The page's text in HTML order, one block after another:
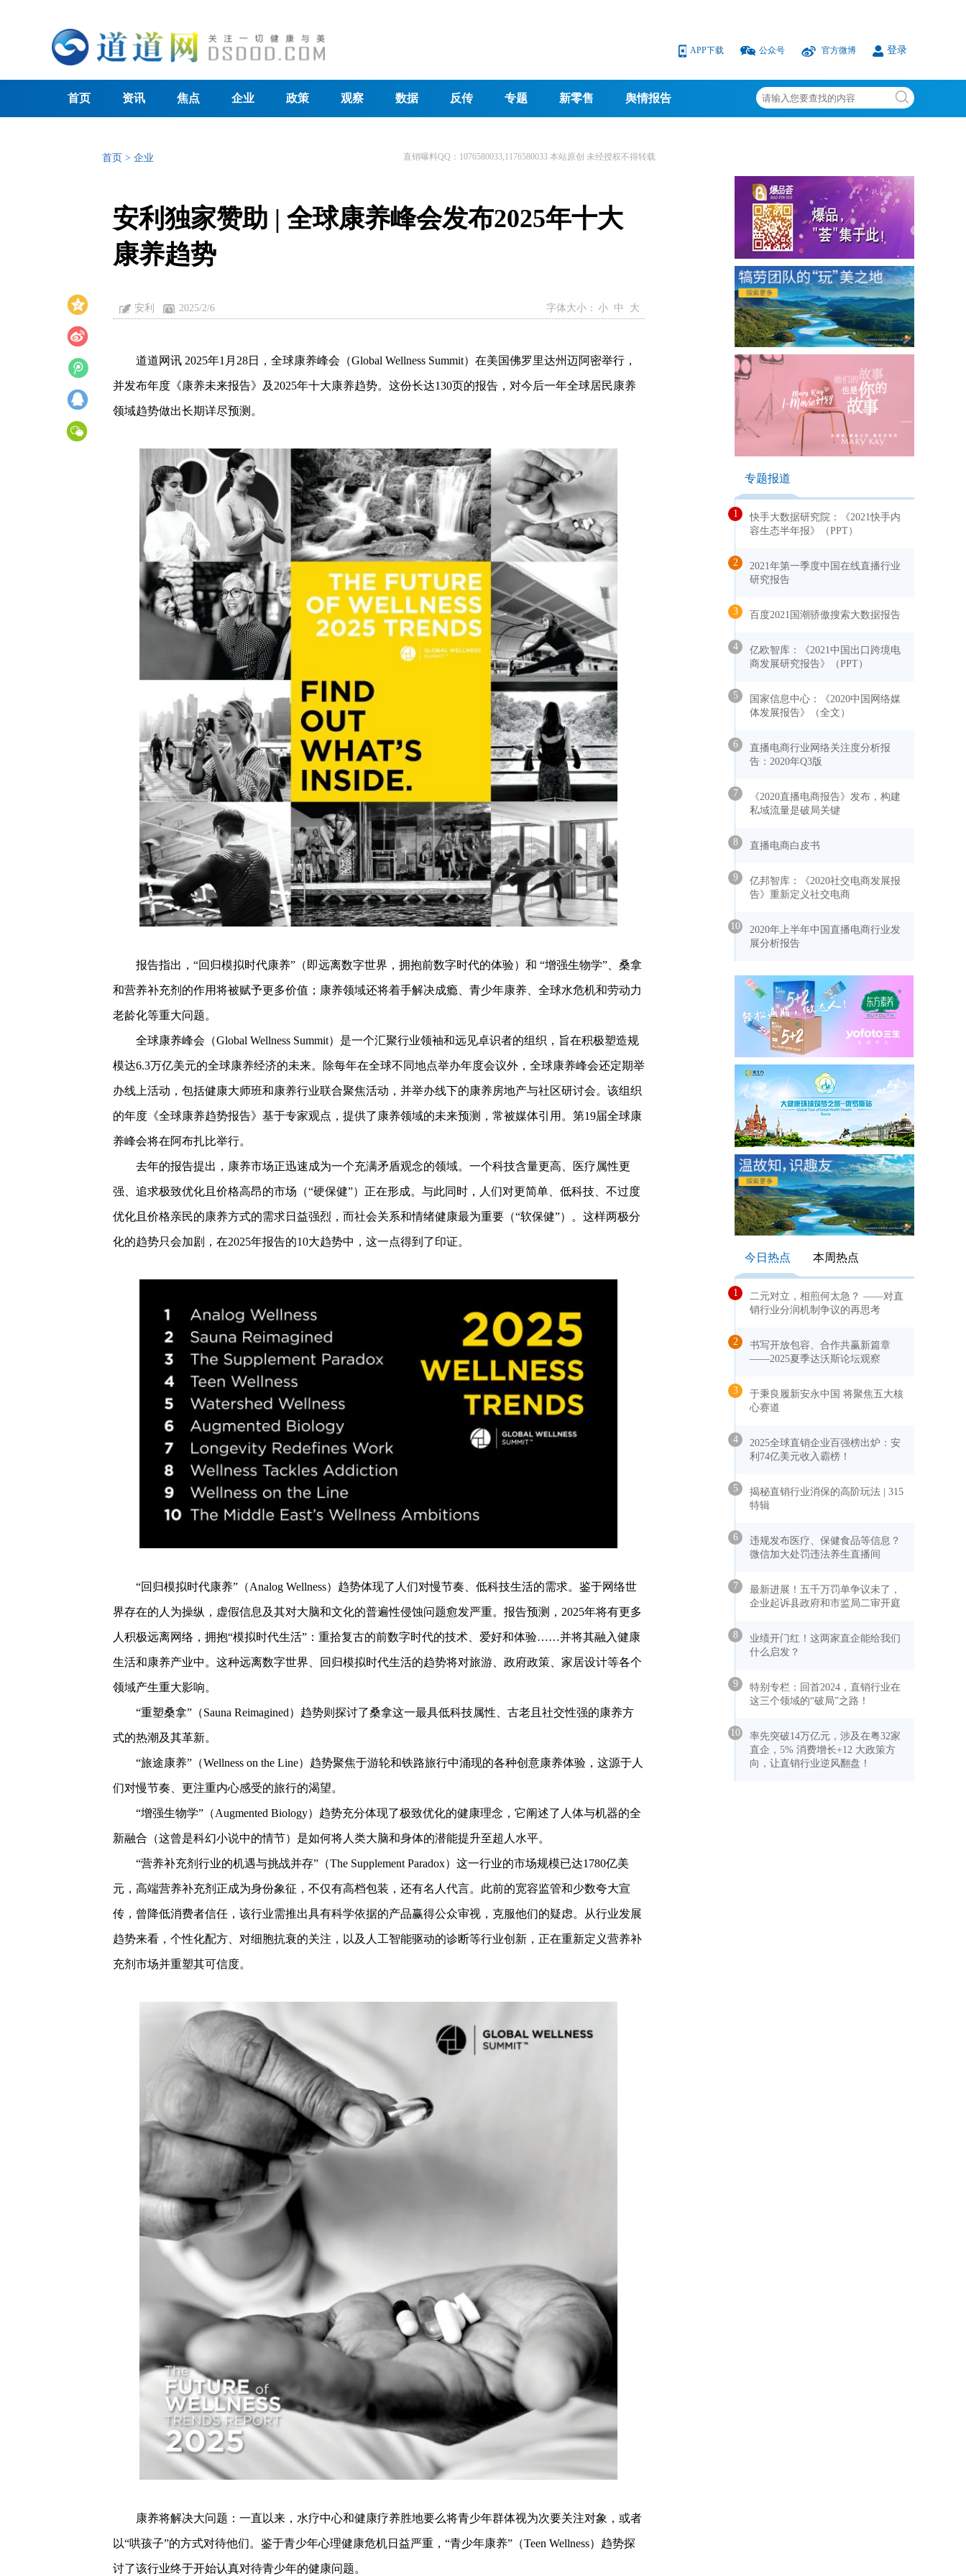
APP下载 公众号 官方微博 登录
首页 资讯 焦点 企业 政策 观察 数据 反传 专题 新零售 舆情报告
首页 > 企业 直销曝料QQ：1076580033,1176580033 本站原创 未经授权不得转载
安利独家赞助 | 全球康养峰会发布2025年十大
康养趋势
安利 2025/2/6 字体大小： 小 中 大
道道网讯 2025年1月28日，全球康养峰会（Global Wellness Summit）在美国佛罗里达州迈阿密举行，
并发布年度《康养未来报告》及2025年十大康养趋势。这份长达130页的报告，对今后一年全球居民康养
领域趋势做出长期详尽预测。
报告指出，“回归模拟时代康养”（即远离数字世界，拥抱前数字时代的体验）和 “增强生物学”、桑拿
和营养补充剂的作用将被赋予更多价值；康养领域还将着手解决成瘾、青少年康养、全球水危机和劳动力
老龄化等重大问题。
全球康养峰会（Global Wellness Summit）是一个汇聚行业领袖和远见卓识者的组织，旨在积极塑造规
模达6.3万亿美元的全球康养经济的未来。除每年在全球不同地点举办年度会议外，全球康养峰会还定期举
办线上活动，包括健康大师班和康养行业联合聚焦活动，并举办线下的康养房地产与社区研讨会。该组织
的年度《全球康养趋势报告》基于专家观点，提供了康养领域的未来预测，常被媒体引用。第19届全球康
养峰会将在阿布扎比举行。
去年的报告提出，康养市场正迅速成为一个充满矛盾观念的领域。一个科技含量更高、医疗属性更
强、追求极致优化且价格高昂的市场（“硬保健”）正在形成。与此同时，人们对更简单、低科技、不过度
优化且价格亲民的康养方式的需求日益强烈，而社会关系和情绪健康最为重要（“软保健”）。这样两极分
化的趋势只会加剧，在2025年报告的10大趋势中，这一点得到了印证。
“回归模拟时代康养”（Analog Wellness）趋势体现了人们对慢节奏、低科技生活的需求。鉴于网络世
界存在的人为操纵，虚假信息及其对大脑和文化的普遍性侵蚀问题愈发严重。报告预测，2025年将有更多
人积极远离网络，拥抱“模拟时代生活”：重拾复古的前数字时代的技术、爱好和体验……并将其融入健康
生活和康养产业中。这种远离数字世界、回归模拟时代生活的趋势将对旅游、政府政策、家居设计等各个
领域产生重大影响。
“重塑桑拿”（Sauna Reimagined）趋势则探讨了桑拿这一最具低科技属性、古老且社交性强的康养方
式的热潮及其革新。
“旅途康养”（Wellness on the Line）趋势聚焦于游轮和铁路旅行中涌现的各种创意康养体验，这源于人
们对慢节奏、更注重内心感受的旅行的渴望。
“增强生物学”（Augmented Biology）趋势充分体现了极致优化的健康理念，它阐述了人体与机器的全
新融合（这曾是科幻小说中的情节）是如何将人类大脑和身体的潜能提升至超人水平。
“营养补充剂行业的机遇与挑战并存”（The Supplement Paradox）这一行业的市场规模已达1780亿美
元，高端营养补充剂正成为身份象征，不仅有高档包装，还有名人代言。此前的宽容监管和少数夸大宣
传，曾降低消费者信任，该行业需推出具有科学依据的产品赢得公众审视，克服他们的疑虑。从行业发展
趋势来看，个性化配方、对细胞抗衰的关注，以及人工智能驱动的诊断等行业创新，正在重新定义营养补
充剂市场并重塑其可信度。
康养将解决大问题：一直以来，水疗中心和健康疗养胜地要么将青少年群体视为次要关注对象，或者
以“哄孩子”的方式对待他们。鉴于青少年心理健康危机日益严重，“青少年康养”（Teen Wellness）趋势探
讨了该行业终于开始认真对待青少年的健康问题。
专题报道
1
快手大数据研究院：《2021快手内
容生态半年报》（PPT）
2
2021年第一季度中国在线直播行业
研究报告
3 百度2021国潮骄傲搜索大数据报告
4
亿欧智库：《2021中国出口跨境电
商发展研究报告》（PPT）
5
国家信息中心：《2020中国网络媒
体发展报告》（全文）
6
直播电商行业网络关注度分析报
告：2020年Q3版
7
《2020直播电商报告》发布，构建
私域流量是破局关键
8 直播电商白皮书
9
亿邦智库：《2020社交电商发展报
告》重新定义社交电商
10
2020年上半年中国直播电商行业发
展分析报告
今日热点 本周热点
1
二元对立，相煎何太急？ ——对直
销行业分润机制争议的再思考
2
书写开放包容、合作共赢新篇章
——2025夏季达沃斯论坛观察
3
于秉良履新安永中国 将聚焦五大核
心赛道
4
2025全球直销企业百强榜出炉：安
利74亿美元收入霸榜！
5
揭秘直销行业消保的高阶玩法 | 315
特辑
6
违规发布医疗、保健食品等信息？
微信加大处罚违法养生直播间
7
最新进展！五千万罚单争议未了，
企业起诉县政府和市监局二审开庭
8
业绩开门红！这两家直企能给我们
什么启发？
9
特别专栏：回首2024，直销行业在
这三个领域的“破局”之路！
10
率先突破14万亿元，涉及在粤32家
直企，5% 消费增长+12 大政策方
向，让直销行业逆风翻盘！